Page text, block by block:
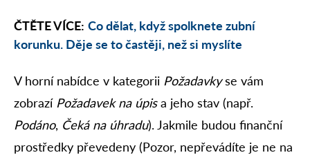
ČTĚTE VÍCE: Co dělat, když spolknete zubní
korunku. Děje se to častěji, než si myslíte
V horní nabídce v kategorii Požadavkyse vám
zobrazí Požadavek na úpisa jeho stav (např.
Podáno, Čeká na úhradu). Jakmile budou finanční
prostředky převedeny (Pozor, nepřevádíte je ne na